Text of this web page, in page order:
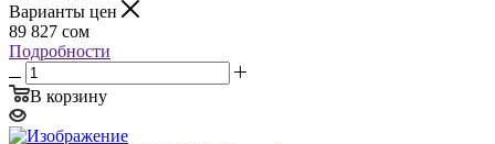
Варианты цен
89 827 сом
Подробности
В корзину